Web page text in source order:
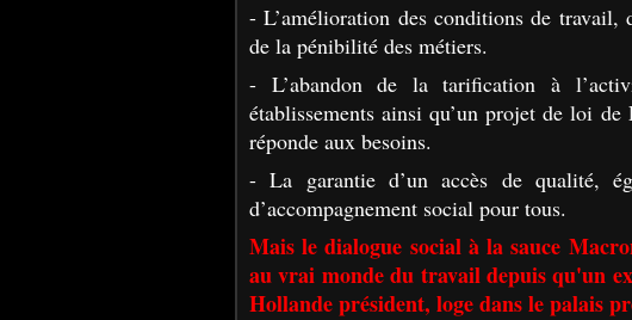
- L’amélioration des conditions de travail,
de la pénibilité des métiers.
- L’abandon de la tarification à
établissementsainsi qu’un projet de loi de
réponde aux besoins.
- La garantie d’un accès de qualité,
d’accompagnement social pour tous.
Maisle dialogue social à la sauce
au vrai monde du travail depuis qu'un
Hollande président, loge dans le palais